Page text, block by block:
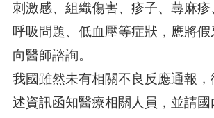
刺激感、組織傷害、疹子、蕁麻疹
呼吸問題、低血壓等症狀，應將
向醫師諮詢。
我國雖然未有相關不良反應通報，
述資訊函知醫療相關人員，並請國